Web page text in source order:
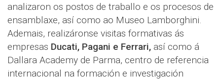
analizaron os postos de traballo e os procesos de
ensamblaxe, así como ao Museo Lamborghini.
Ademais, realizáronse visitas formativas ás
empresas Ducati, Pagani e Ferrari, así como á
Dallara Academy de Parma, centro de referencia
internacional na formación e investigación